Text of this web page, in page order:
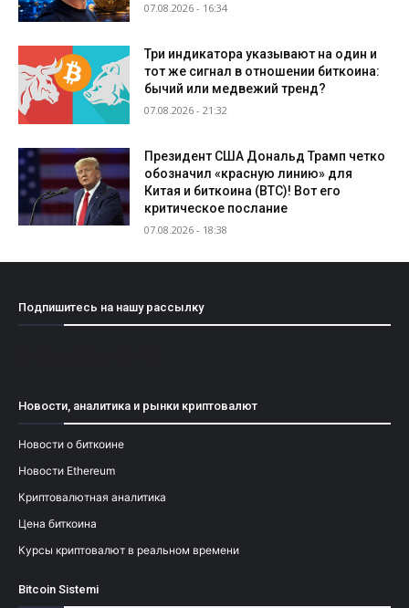
07.08.2026 - 16:34
Три индикатора указывают на один и
тот же сигнал в отношении биткоина:
бычий или медвежий тренд?
07.08.2026 - 21:32
Президент США Дональд Трамп четко
обозначил «красную линию» для
Китая и биткоина (BTC)! Вот его
критическое послание
07.08.2026 - 18:38
Подпишитесь на нашу рассылку
Новости, аналитика и рынки криптовалют
Новости о биткоине
Новости Ethereum
Криптовалютная аналитика
Цена биткоина
Курсы криптовалют в реальном времени
Bitcoin Sistemi